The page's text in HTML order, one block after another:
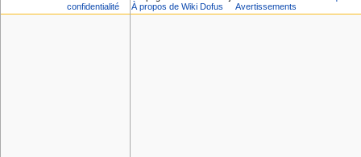
confidentialité
À propos de Wiki Dofus Avertissements